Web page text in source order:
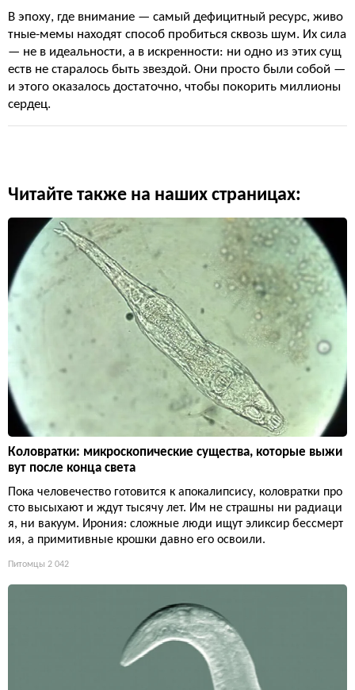
В эпоху, где внимание — самый дефицитный ресурс, живо
тные-мемы находят способ пробиться сквозь шум. Их сила
— не в идеальности, а в искренности: ни одно из этих сущ
еств не старалось быть звездой. Они просто были собой —
и этого оказалось достаточно, чтобы покорить миллионы
сердец.
Читайте также на наших страницах:
Коловратки: микроскопические существа, которые выжи
вут после конца света
Пока человечество готовится к апокалипсису, коловратки про
сто высыхают и ждут тысячу лет. Им не страшны ни радиаци
я, ни вакуум. Ирония: сложные люди ищут эликсир бессмерт
ия, а примитивные крошки давно его освоили.
Питомцы 2 042